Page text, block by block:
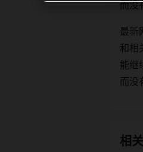
而没
最新
和相
能继
而没
相